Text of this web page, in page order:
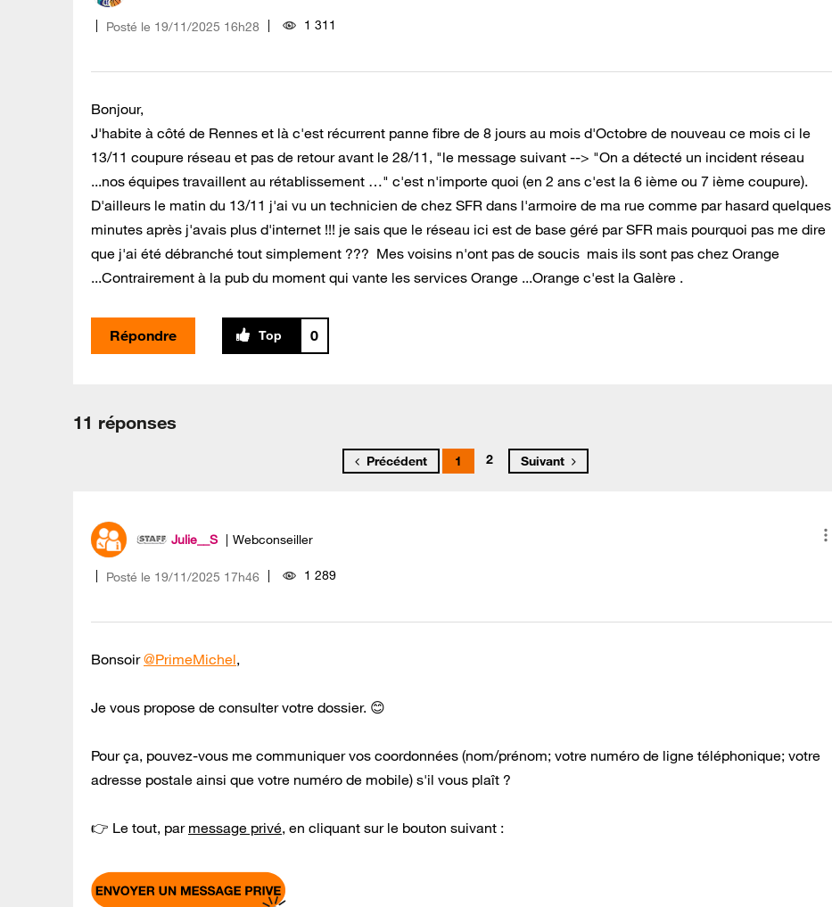
Posté le ‎19/11/2025 16h28 1 311
Bonjour,
J'habite à côté de Rennes et là c'est récurrent panne fibre de 8 jours au mois d'Octobre de nouveau ce mois ci le
13/11 coupure réseau et pas de retour avant le 28/11, "le message suivant --> "On a détecté un incident réseau
...nos équipes travaillent au rétablissement …" c'est n'importe quoi (en 2 ans c'est la 6 ième ou 7 ième coupure).
D'ailleurs le matin du 13/11 j'ai vu un technicien de chez SFR dans l'armoire de ma rue comme par hasard quelques
minutes après j'avais plus d'internet !!! je sais que le réseau ici est de base géré par SFR mais pourquoi pas me dire
que j'ai été débranché tout simplement ??? Mes voisins n'ont pas de soucis mais ils sont pas chez Orange
...Contrairement à la pub du moment qui vante les services Orange ...Orange c'est la Galère .
Répondre 0
11 réponses
Précédent 1 2 Suivant
Julie__S Webconseiller
Posté le ‎19/11/2025 17h46 1 289
Bonsoir@PrimeMichel,
Je vous propose de consulter votre dossier. 😊
Pour ça, pouvez-vous me communiquer vos coordonnées (nom/prénom; votre numéro de ligne téléphonique; votre
adresse postale ainsi que votre numéro de mobile) s'il vous plaît ?
👉 Le tout, par message privé, en cliquant sur le bouton suivant :